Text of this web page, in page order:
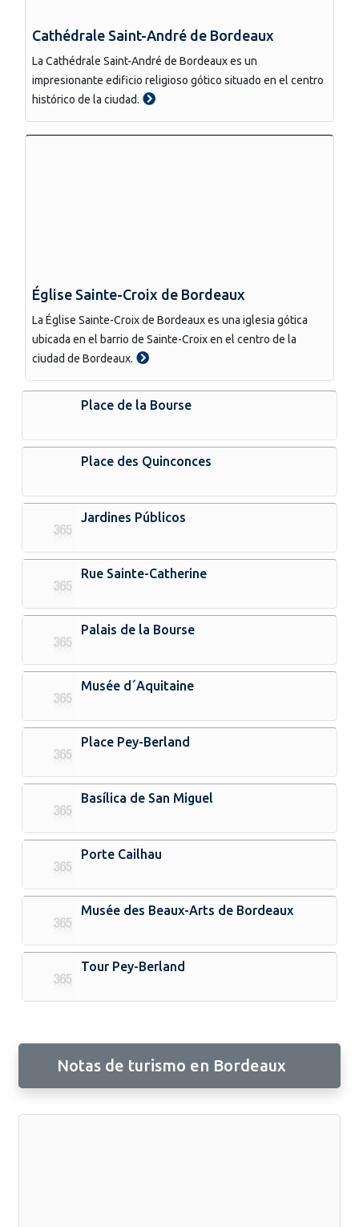
Cathédrale Saint-André de Bordeaux
La Cathédrale Saint-André de Bordeaux es un
impresionante edificio religioso gótico situado en el centro
histórico de la ciudad.
Église Sainte-Croix de Bordeaux
La Église Sainte-Croix de Bordeaux es una iglesia gótica
ubicada en el barrio de Sainte-Croix en el centro de la
ciudad de Bordeaux.
Place de la Bourse
Place des Quinconces
Jardines Públicos
Rue Sainte-Catherine
Palais de la Bourse
Musée d´Aquitaine
Place Pey-Berland
Basílica de San Miguel
Porte Cailhau
Musée des Beaux-Arts de Bordeaux
Tour Pey-Berland
Notas de turismo en Bordeaux